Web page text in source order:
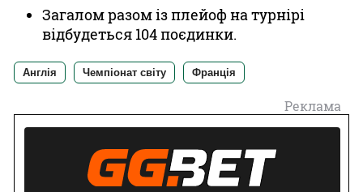
Загалом разом із плейоф на турнірі
відбудеться 104 поєдинки.
Англія Чемпіонат світу Франція
Реклама